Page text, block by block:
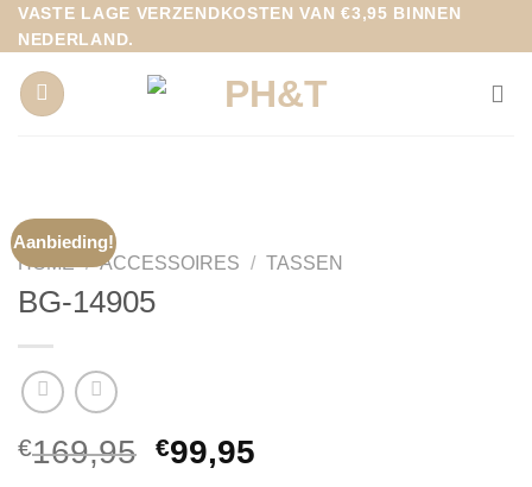
Ga
naar
inhoud
VASTE LAGE VERZENDKOSTEN VAN €3,95 BINNEN
NEDERLAND.
Aanbieding!
HOME / ACCESSOIRES / TASSEN
BG-14905
€169,95 Oorspronkelijke
€99,95